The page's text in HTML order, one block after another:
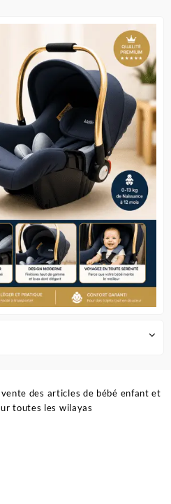
des articles de bébé enfant et
toutes les wilayas